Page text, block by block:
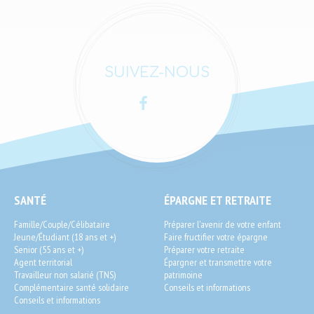
SUIVEZ-NOUS
Facebook
SEO
End-
User
SANTÉ
Famille/Couple/Célibataire
Jeune/Étudiant (18 ans et +)
Senior (55 ans et +)
Agent territorial
Travailleur non salarié (TNS)
Complémentaire santé solidaire
Conseils et informations
ÉPARGNE ET RETRAITE
Préparer l'avenir de votre enfant
Faire fructifier votre épargne
Préparer votre retraite
Épargner et transmettre votre
patrimoine
Conseils et informations